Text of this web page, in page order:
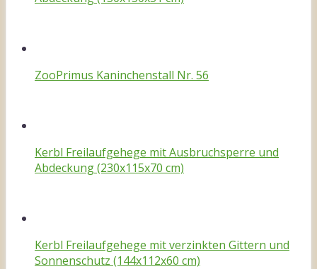
ZooPrimus Kaninchenstall Nr. 56
Kerbl Freilaufgehege mit Ausbruchsperre und
Abdeckung (230x115x70 cm)
Kerbl Freilaufgehege mit verzinkten Gittern und
Sonnenschutz (144x112x60 cm)